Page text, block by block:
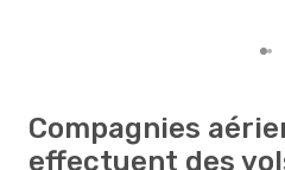
Compagnies
effectuent des